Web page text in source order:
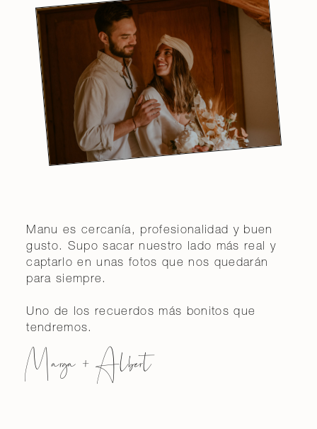
Manu es cercanía, profesionalidad y buen
gusto. Supo sacar nuestro lado más real y
captarlo en unas fotos que nos quedarán
para siempre.
Uno de los recuerdos más bonitos que
tendremos.
Marga + Albert